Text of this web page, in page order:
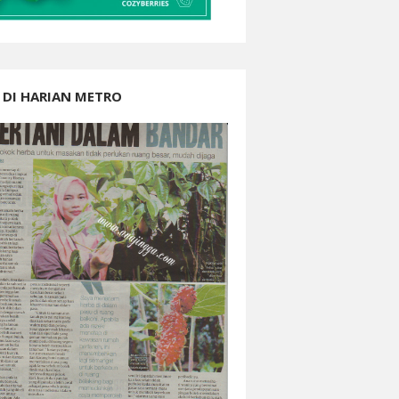
DI HARIAN METRO